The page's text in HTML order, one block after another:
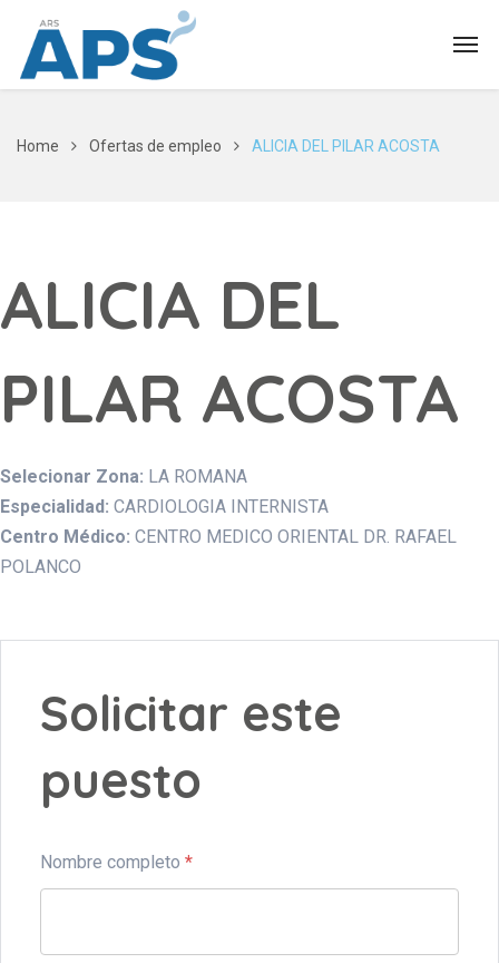
Home Ofertas de empleo ALICIA DEL PILAR ACOSTA
ALICIA DEL
PILAR ACOSTA
Selecionar Zona: LA ROMANA
Especialidad: CARDIOLOGIA INTERNISTA
Centro Médico: CENTRO MEDICO ORIENTAL DR. RAFAEL
POLANCO
Solicitar este
puesto
Nombre completo *